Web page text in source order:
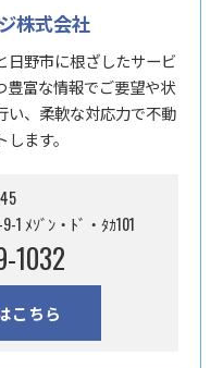
株式会社
日野市に根ざしたサービ
豊富な情報でご要望や状
い、柔軟な対応力で不動
ます。
ﾒｿﾞﾝ・ﾄﾞ・ﾀｶ101
1032
こちら